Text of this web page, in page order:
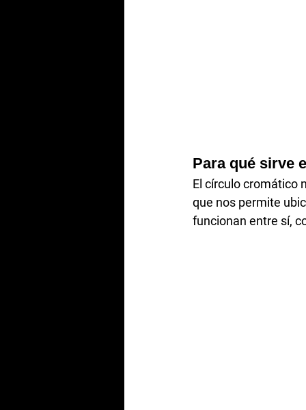
Para qué sirve
El círculo cromático
que nos permite
funcionan entre sí,